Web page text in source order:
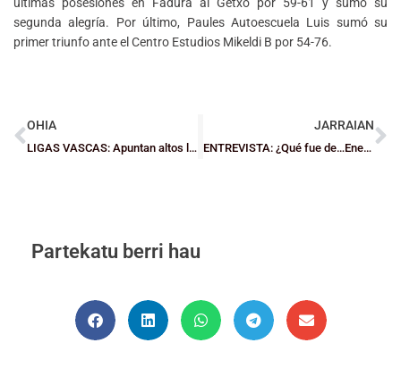
segunda alegría. Por último, Paules Autoescuela Luis sumó su
primer triunfo ante el Centro Estudios Mikeldi B por 54-76.
OHIA
LIGAS VASCAS: Apuntan altos los equipos del Fundación BB en la A1
JARRAIAN
ENTREVISTA: ¿Qué fue de…Eneko Izkara?
Partekatu berri hau